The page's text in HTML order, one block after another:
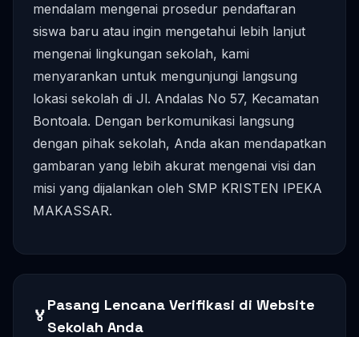
mendalam mengenai prosedur pendaftaran
siswa baru atau ingin mengetahui lebih lanjut
mengenai lingkungan sekolah, kami
menyarankan untuk mengunjungi langsung
lokasi sekolah di Jl. Andalas No 57, Kecamatan
Bontoala. Dengan berkomunikasi langsung
dengan pihak sekolah, Anda akan mendapatkan
gambaran yang lebih akurat mengenai visi dan
misi yang dijalankan oleh SMP KRISTEN IPEKA
MAKASSAR.
🏅
Pasang Lencana Verifikasi di Website
Sekolah Anda